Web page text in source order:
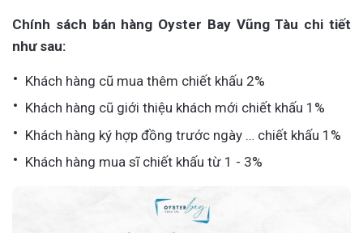
Chính sách bán hàng Oyster Bay Vũng Tàu chi tiết
như sau:
Khách hàng cũ mua thêm chiết khấu 2%
Khách hàng cũ giới thiệu khách mới chiết khấu 1%
Khách hàng ký hợp đồng trước ngày … chiết khấu 1%
Khách hàng mua sĩ chiết khấu từ 1 - 3%